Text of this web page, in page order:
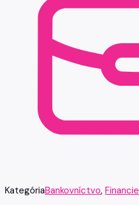
KategóriaBankovníctvo, Financie